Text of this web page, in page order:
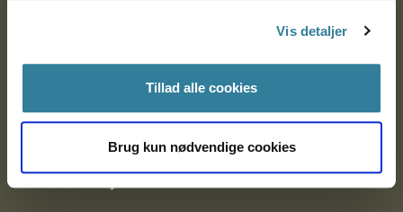
Vis detaljer
Tillad alle cookies
Brug kun nødvendige cookies
EAN: 57 98 000 35 48 21
CVR: 1007 4002
Om Ankestyrelsen